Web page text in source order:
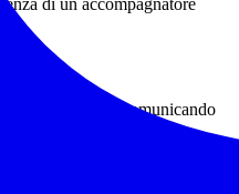
whatsapp comunicando
se già in possesso.